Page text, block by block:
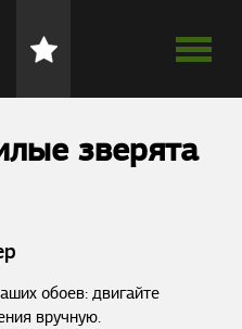
зверята
обоев: двигайте
вручную.